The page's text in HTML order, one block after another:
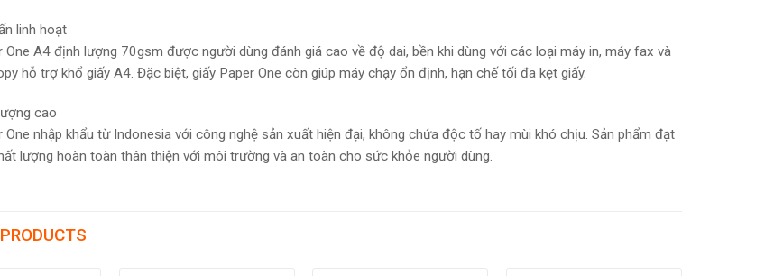
linh hoạt
One A4 định lượng 70gsm được người dùng đánh giá cao về độ dai, bền khi dùng với các loại máy in, máy fax và
hỗ trợ khổ giấy A4. Đặc biệt, giấy Paper One còn giúp máy chạy ổn định, hạn chế tối đa kẹt giấy.
cao
One nhập khẩu từ Indonesia với công nghệ sản xuất hiện đại, không chứa độc tố hay mùi khó chịu. Sản phẩm đạt
lượng hoàn toàn thân thiện với môi trường và an toàn cho sức khỏe người dùng.